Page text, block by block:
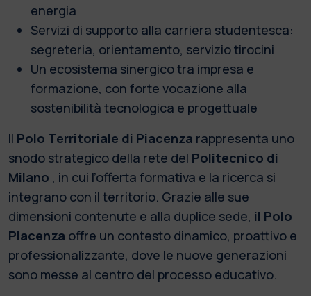
energia
Servizi di supporto alla carriera studentesca:
segreteria, orientamento, servizio tirocini
Un ecosistema sinergico tra impresa e
formazione, con forte vocazione alla
sostenibilità tecnologica e progettuale
Il Polo Territoriale di Piacenza rappresenta uno
snodo strategico della rete del Politecnico di
Milano , in cui l’offerta formativa e la ricerca si
integrano con il territorio. Grazie alle sue
dimensioni contenute e alla duplice sede, il Polo
Piacenza offre un contesto dinamico, proattivo e
professionalizzante, dove le nuove generazioni
sono messe al centro del processo educativo.